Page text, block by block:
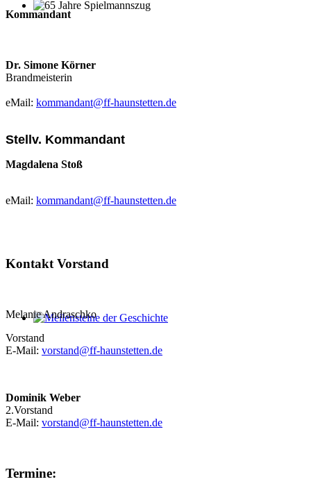
65 Jahre Spielmannszug
Kommandant
Dr. Simone Körner
Brandmeisterin
eMail: kommandant@ff-haunstetten.de
Stellv. Kommandant
Magdalena Stoß
eMail: kommandant@ff-haunstetten.de
Kontakt Vorstand
Melanie Andraschko
Vorstand
E-Mail: vorstand@ff-haunstetten.de
Dominik Weber
2.Vorstand
E-Mail: vorstand@ff-haunstetten.de
Termine: